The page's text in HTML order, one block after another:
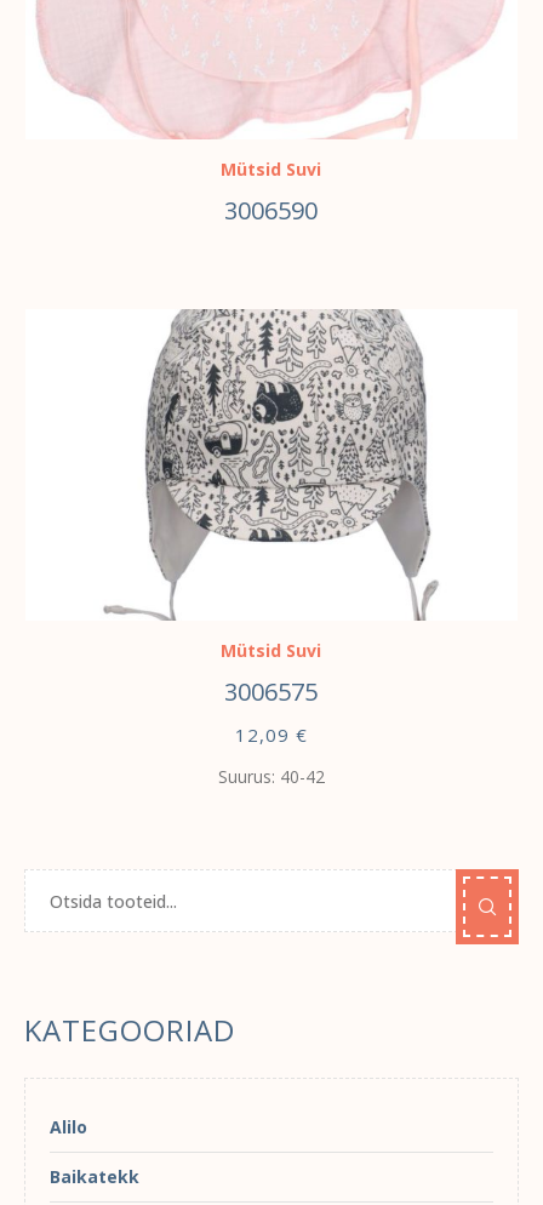
Mütsid Suvi
3006590
VALI
Mütsid Suvi
3006575
12,09 €
Suurus: 40-42
KATEGOORIAD
Alilo
Baikatekk